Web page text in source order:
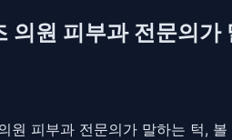
의원 피부과 전문의
원 피부과 전문의가 말하는 턱,